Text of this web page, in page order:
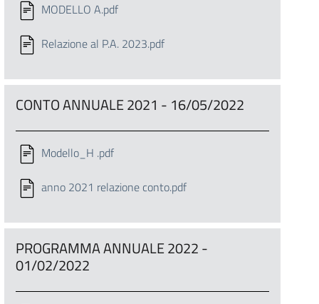
MODELLO A.pdf
Relazione al P.A. 2023.pdf
CONTO ANNUALE 2021 - 16/05/2022
Modello_H .pdf
anno 2021 relazione conto.pdf
PROGRAMMA ANNUALE 2022 -
01/02/2022